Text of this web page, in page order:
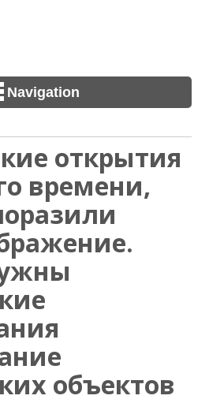
Navigation
открытия
времени,
объектов